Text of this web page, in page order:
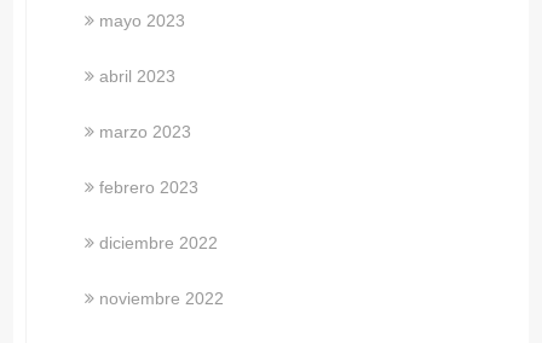
mayo 2023
abril 2023
marzo 2023
febrero 2023
diciembre 2022
noviembre 2022